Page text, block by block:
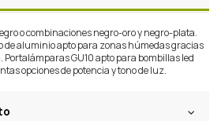
o combinaciones negro-oro y negro-plata.
de aluminio apto para zonas húmedas gracias
Portalámparas GU10 apto para bombillas led
opciones de potencia y tono de luz.